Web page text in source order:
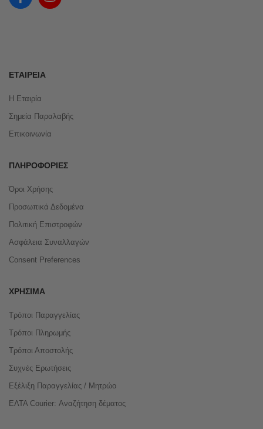
ΕΤΑΙΡΕΊΑ
Η Εταιρία
Σημεία Παραλαβής
Επικοινωνία
ΠΛΗΡΟΦΟΡΊΕΣ
Όροι Χρήσης
Προσωπικά Δεδομένα
Πολιτική Επιστροφών
Ασφάλεια Συναλλαγών
Consent Preferences
ΧΡΉΣΙΜΑ
Τρόποι Παραγγελίας
Τρόποι Πληρωμής
Τρόποι Αποστολής
Συχνές Ερωτήσεις
Εξέλιξη Παραγγελίας / Μητρώο
ΕΛΤΑ Courier: Αναζήτηση δέματος